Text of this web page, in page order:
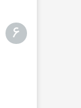
۶